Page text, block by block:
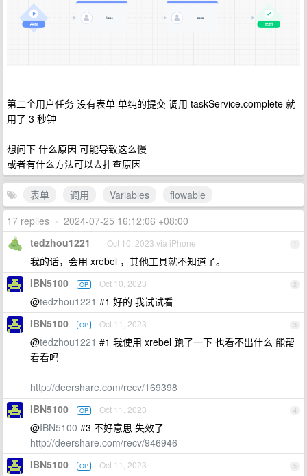
第二个用户任务 没有表单 单纯的提交 调用 taskService.complete 就
用了 3 秒钟
想问下 什么原因 可能导致这么慢
或者有什么方法可以去排查原因
表单 调用 Variables
flowable
17 replies • 2024-07-25 16:12:06 +08:00
1
tedzhou1221 Oct 10, 2023 via iPhone
我的话，会用 xrebel ，其他工具就不知道了。
2
IBN5100 OP Oct 10, 2023
@tedzhou1221 #1 好的 我试试看
3
IBN5100 OP Oct 11, 2023
@tedzhou1221 #1 我使用 xrebel 跑了一下 也看不出什么 能帮
看看吗
http://deershare.com/recv/169398
4
IBN5100 OP Oct 11, 2023
@IBN5100 #3 不好意思 失效了
http://deershare.com/recv/946946
5
IBN5100 OP Oct 11, 2023